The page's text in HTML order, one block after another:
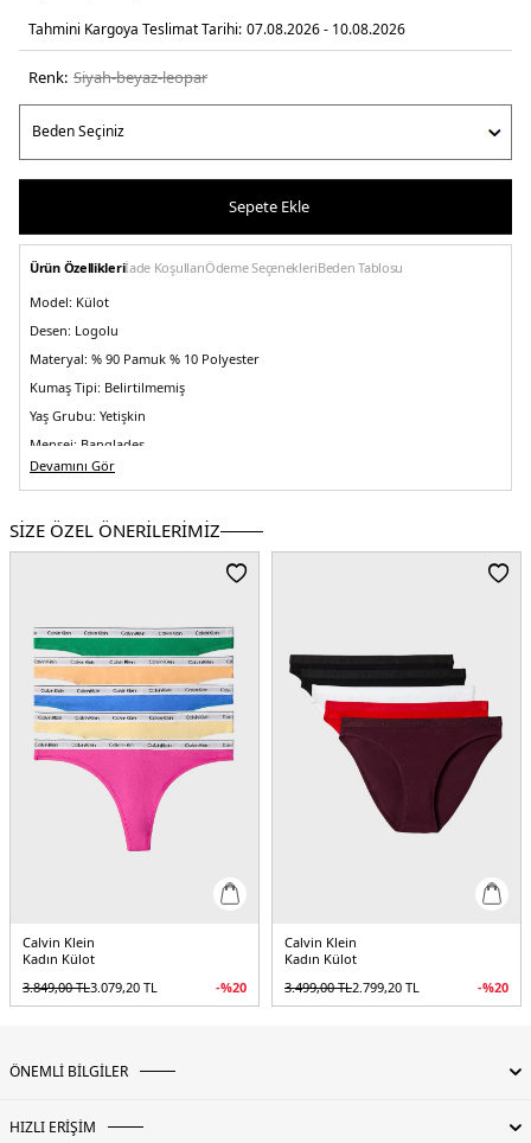
Tahmini Kargoya Teslimat Tarihi: 07.08.2026 - 10.08.2026
Renk: siyah-beyaz-leopar
Sepete Ekle
Ürün Özellikleriİade KoşullarıÖdeme SeçenekleriBeden Tablosu
Model: Külot
Desen: Logolu
Materyal: % 90 Pamuk % 10 Polyester
Kumaş Tipi: Belirtilmemiş
Yaş Grubu: Yetişkin
Menşei: Bangladeş
Detaylar:- Bel bandı ve nefes alabilen bir yüzey ile tasarlanmıştır.
5DE2LV00QD52093RN.0725147
Devamını Gör
SİZE ÖZEL ÖNERİLERİMİZ
Calvin Klein
Kadın Külot
3.849,00TL3.079,20 TL -%20
Calvin Klein
Kadın Külot
3.499,00TL2.799,20 TL -%20
ÖNEMLİ BİLGİLER
HIZLI ERİŞİM